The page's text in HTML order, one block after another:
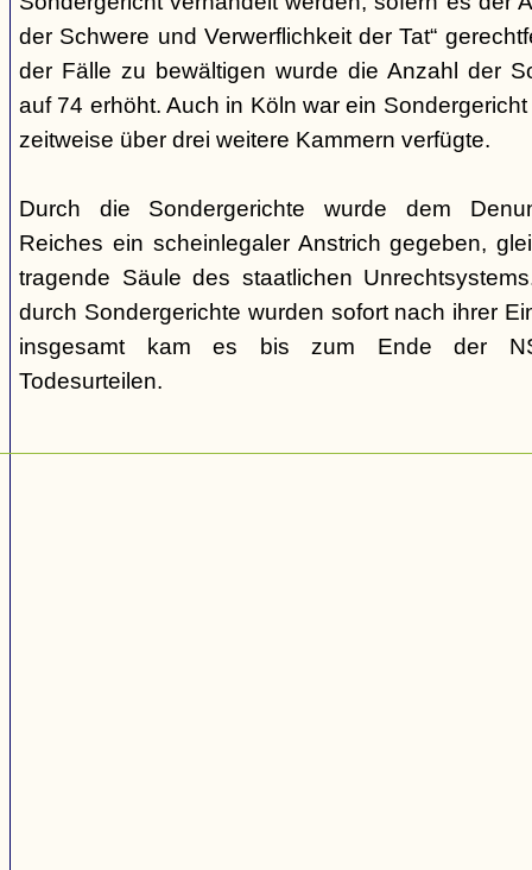
der Schwere und Verwerflichkeit der Tat“
der Fälle zu bewältigen wurde die Anzahl der
auf 74 erhöht. Auch in Köln war ein
zeitweise über drei weitere Kammern verfügte.
Durch die Sondergerichte wurde dem
Reiches ein scheinlegaler Anstrich gegeben,
tragende Säule des staatlichen
durch Sondergerichte wurden sofort nach ihrer
insgesamt kam es bis zum Ende der
Todesurteilen.